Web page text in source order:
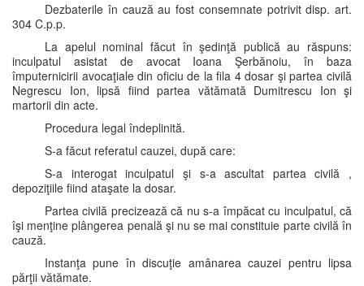
Dezbaterile în cauză au fost consemnate potrivit disp. art.
304 C.p.p.
La apelul nominal făcut în şedinţă publică au răspuns:
inculpatul asistat de avocat Ioana Şerbănoiu, în baza
împuternicirii avocaţiale din oficiu de la fila 4 dosar şi partea civilă
Negrescu Ion, lipsă fiind partea vătămată Dumitrescu Ion şi
martorii din acte.
Procedura legal îndeplinită.
S-a făcut referatul cauzei, după care:
S-a interogat inculpatul şi s-a ascultat partea civilă ,
depoziţiile fiind ataşate la dosar.
Partea civilă precizează că nu s-a împăcat cu inculpatul, că
îşi menţine plângerea penală şi nu se mai constituie parte civilă în
cauză.
Instanţa pune în discuţie amânarea cauzei pentru lipsa
părţii vătămate.